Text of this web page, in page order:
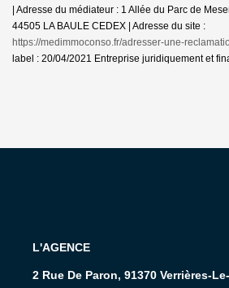
| Adresse du médiateur : 1 Allée du Parc de
44505 LA BAULE CEDEX | Adresse du site :
https://medimmoconso.fr/adresser-une-
label : 20/04/2021 Entreprise juridiquement et
L'AGENCE
2 Rue De Paron, 91370 Verrières-